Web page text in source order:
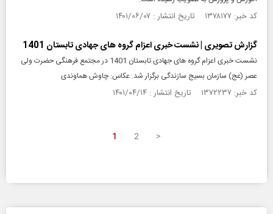
کد خبر: ۱۳۷۸۱۷۷ تاریخ انتشار : ۱۴۰۱/۰۶/۰۷
گزارش تصویری | نشست خبری اعزام گروه های جهادی تابستان 1401
نشست خبری اعزام گروه های جهادی تابستان 1401 در مجتمع فرهنگی حضرت ولی
عصر (عج) سازمان بسیج سازندگی برگزار شد. عکاس: چاوش هماوندی
کد خبر: ۱۳۷۲۲۳۷ تاریخ انتشار : ۱۴۰۱/۰۴/۱۴
1 2 >